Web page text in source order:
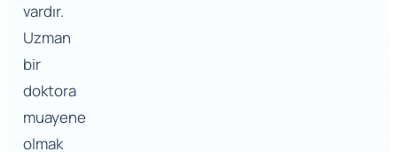
vardır.
Uzman
bir
doktora
muayene
olmak